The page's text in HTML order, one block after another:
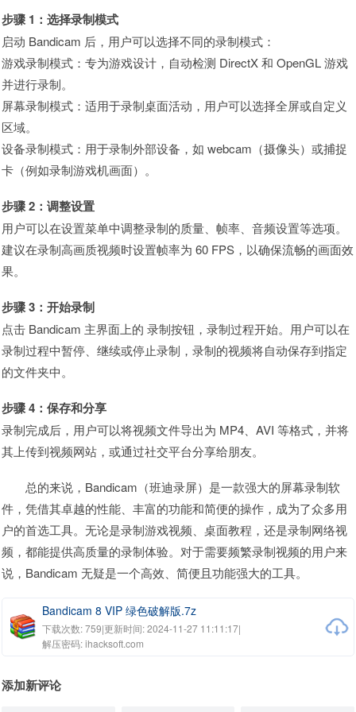
步骤 1：选择录制模式
启动 Bandicam 后，用户可以选择不同的录制模式：
游戏录制模式：专为游戏设计，自动检测 DirectX 和 OpenGL 游戏
并进行录制。
屏幕录制模式：适用于录制桌面活动，用户可以选择全屏或自定义
区域。
设备录制模式：用于录制外部设备，如 webcam（摄像头）或捕捉
卡（例如录制游戏机画面）。
步骤 2：调整设置
用户可以在设置菜单中调整录制的质量、帧率、音频设置等选项。
建议在录制高画质视频时设置帧率为 60 FPS，以确保流畅的画面效
果。
步骤 3：开始录制
点击 Bandicam 主界面上的 录制按钮，录制过程开始。用户可以在
录制过程中暂停、继续或停止录制，录制的视频将自动保存到指定
的文件夹中。
步骤 4：保存和分享
录制完成后，用户可以将视频文件导出为 MP4、AVI 等格式，并将
其上传到视频网站，或通过社交平台分享给朋友。
总的来说，Bandicam（班迪录屏）是一款强大的屏幕录制软
件，凭借其卓越的性能、丰富的功能和简便的操作，成为了众多用
户的首选工具。无论是录制游戏视频、桌面教程，还是录制网络视
频，都能提供高质量的录制体验。对于需要频繁录制视频的用户来
说，Bandicam 无疑是一个高效、简便且功能强大的工具。
Bandicam 8 VIP 绿色破解版.7z
下载次数: 759|更新时间: 2024-11-27 11:11:17|
解压密码: ihacksoft.com
添加新评论